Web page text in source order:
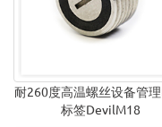
耐260度高温螺丝设备管
标签DevilM18